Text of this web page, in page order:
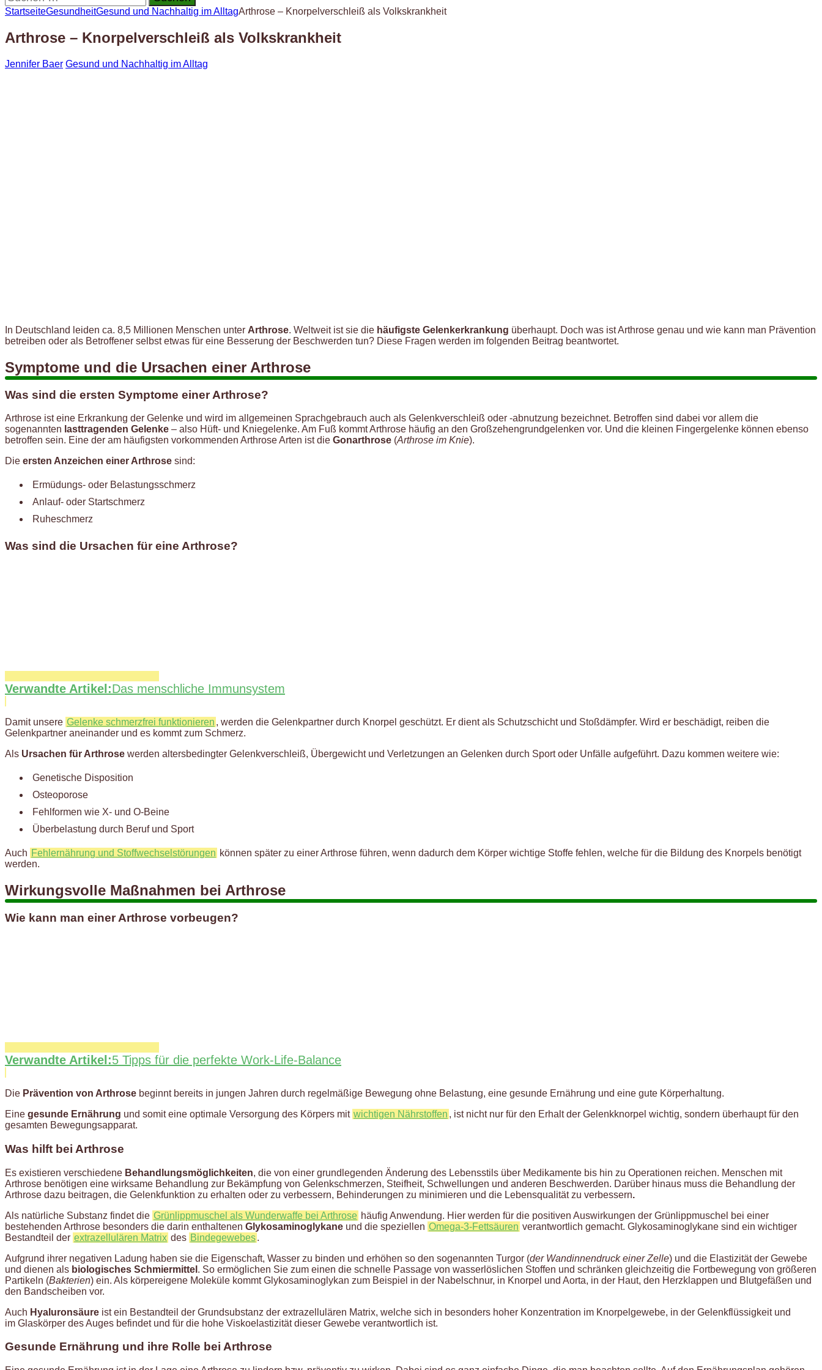
nach:
StartseiteGesundheitGesund und Nachhaltig im AlltagArthrose – Knorpelverschleiß als Volkskrankheit
Arthrose – Knorpelverschleiß als Volkskrankheit
Jennifer Baer Gesund und Nachhaltig im Alltag
In Deutschland leiden ca. 8,5 Millionen Menschen unter Arthrose. Weltweit ist sie die häufigste Gelenkerkrankung überhaupt. Doch was ist Arthrose genau und wie kann man Prävention
betreiben oder als Betroffener selbst etwas für eine Besserung der Beschwerden tun? Diese Fragen werden im folgenden Beitrag beantwortet.
Symptome und die Ursachen einer Arthrose
Was sind die ersten Symptome einer Arthrose?
Arthrose ist eine Erkrankung der Gelenke und wird im allgemeinen Sprachgebrauch auch als Gelenkverschleiß oder -abnutzung bezeichnet. Betroffen sind dabei vor allem die
sogenannten lasttragenden Gelenke – also Hüft- und Kniegelenke. Am Fuß kommt Arthrose häufig an den Großzehengrundgelenken vor. Und die kleinen Fingergelenke können ebenso
betroffen sein. Eine der am häufigsten vorkommenden Arthrose Arten ist die Gonarthrose (Arthrose im Knie).
Die ersten Anzeichen einer Arthrose sind:
Ermüdungs- oder Belastungsschmerz
Anlauf- oder Startschmerz
Ruheschmerz
Was sind die Ursachen für eine Arthrose?
Verwandte Artikel:Das menschliche Immunsystem
Damit unsere Gelenke schmerzfrei funktionieren , werden die Gelenkpartner durch Knorpel geschützt. Er dient als Schutzschicht und Stoßdämpfer. Wird er beschädigt, reiben die
Gelenkpartner aneinander und es kommt zum Schmerz.
Als Ursachen für Arthrose werden altersbedingter Gelenkverschleiß, Übergewicht und Verletzungen an Gelenken durch Sport oder Unfälle aufgeführt. Dazu kommen weitere wie:
Genetische Disposition
Osteoporose
Fehlformen wie X- und O-Beine
Überbelastung durch Beruf und Sport
Auch Fehlernährung und Stoffwechselstörungen können später zu einer Arthrose führen, wenn dadurch dem Körper wichtige Stoffe fehlen, welche für die Bildung des Knorpels benötigt
werden.
Wirkungsvolle Maßnahmen bei Arthrose
Wie kann man einer Arthrose vorbeugen?
Verwandte Artikel:5 Tipps für die perfekte Work-Life-Balance
Die Prävention von Arthrose beginnt bereits in jungen Jahren durch regelmäßige Bewegung ohne Belastung, eine gesunde Ernährung und eine gute Körperhaltung.
Eine gesunde Ernährung und somit eine optimale Versorgung des Körpers mit wichtigen Nährstoffen , ist nicht nur für den Erhalt der Gelenkknorpel wichtig, sondern überhaupt für den
gesamten Bewegungsapparat.
Was hilft bei Arthrose
Es existieren verschiedene Behandlungsmöglichkeiten, die von einer grundlegenden Änderung des Lebensstils über Medikamente bis hin zu Operationen reichen. Menschen mit
Arthrose benötigen eine wirksame Behandlung zur Bekämpfung von Gelenkschmerzen, Steifheit, Schwellungen und anderen Beschwerden. Darüber hinaus muss die Behandlung der
Arthrose dazu beitragen, die Gelenkfunktion zu erhalten oder zu verbessern, Behinderungen zu minimieren und die Lebensqualität zu verbessern.
Als natürliche Substanz findet die Grünlippmuschel als Wunderwaffe bei Arthrose häufig Anwendung. Hier werden für die positiven Auswirkungen der Grünlippmuschel bei einer
bestehenden Arthrose besonders die darin enthaltenen Glykosaminoglykane und die speziellen Omega-3-Fettsäuren verantwortlich gemacht. Glykosaminoglykane sind ein wichtiger
Bestandteil der extrazellulären Matrix des Bindegewebes.
Aufgrund ihrer negativen Ladung haben sie die Eigenschaft, Wasser zu binden und erhöhen so den sogenannten Turgor (der Wandinnendruck einer Zelle) und die Elastizität der Gewebe
und dienen als biologisches Schmiermittel . So ermöglichen Sie zum einen die schnelle Passage von wasserlöslichen Stoffen und schränken gleichzeitig die Fortbewegung von größeren
Partikeln (Bakterien) ein. Als körpereigene Moleküle kommt Glykosaminoglykan zum Beispiel in der Nabelschnur, in Knorpel und Aorta, in der Haut, den Herzklappen und Blutgefäßen und
den Bandscheiben vor.
Auch Hyaluronsäure ist ein Bestandteil der Grundsubstanz der extrazellulären Matrix, welche sich in besonders hoher Konzentration im Knorpelgewebe, in der Gelenkflüssigkeit und
im Glaskörper des Auges befindet und für die hohe Viskoelastizität dieser Gewebe verantwortlich ist.
Gesunde Ernährung und ihre Rolle bei Arthrose